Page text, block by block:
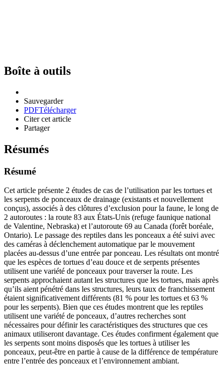
Boîte à outils
Sauvegarder
PDFTélécharger
Citer cet article
Partager
Résumés
Résumé
Cet article présente 2 études de cas de l’utilisation par les tortues et
les serpents de ponceaux de drainage (existants et nouvellement
conçus), associés à des clôtures d’exclusion pour la faune, le long de
2 autoroutes : la route 83 aux États-Unis (refuge faunique national
de Valentine, Nebraska) et l’autoroute 69 au Canada (forêt boréale,
Ontario). Le passage des reptiles dans les ponceaux a été suivi avec
des caméras à déclenchement automatique par le mouvement
placées au-dessus d’une entrée par ponceau. Les résultats ont montré
que les espèces de tortues d’eau douce et de serpents présentes
utilisent une variété de ponceaux pour traverser la route. Les
serpents approchaient autant les structures que les tortues, mais après
qu’ils aient pénétré dans les structures, leurs taux de franchissement
étaient significativement différents (81 % pour les tortues et 63 %
pour les serpents). Bien que ces études montrent que les reptiles
utilisent une variété de ponceaux, d’autres recherches sont
nécessaires pour définir les caractéristiques des structures que ces
animaux utiliseront davantage. Ces études confirment également que
les serpents sont moins disposés que les tortues à utiliser les
ponceaux, peut-être en partie à cause de la différence de température
entre l’entrée des ponceaux et l’environnement ambiant.